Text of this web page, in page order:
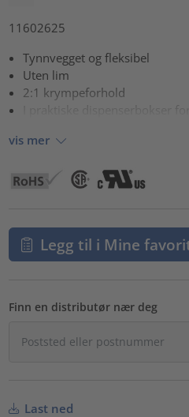
11602625
Tynnvegget og fleksibel
Uten lim
2:1 krympeforhold
I praktiske dispenserbokser
vis mer
Legg til i Mine
Finn en distributør nær deg
Last ned